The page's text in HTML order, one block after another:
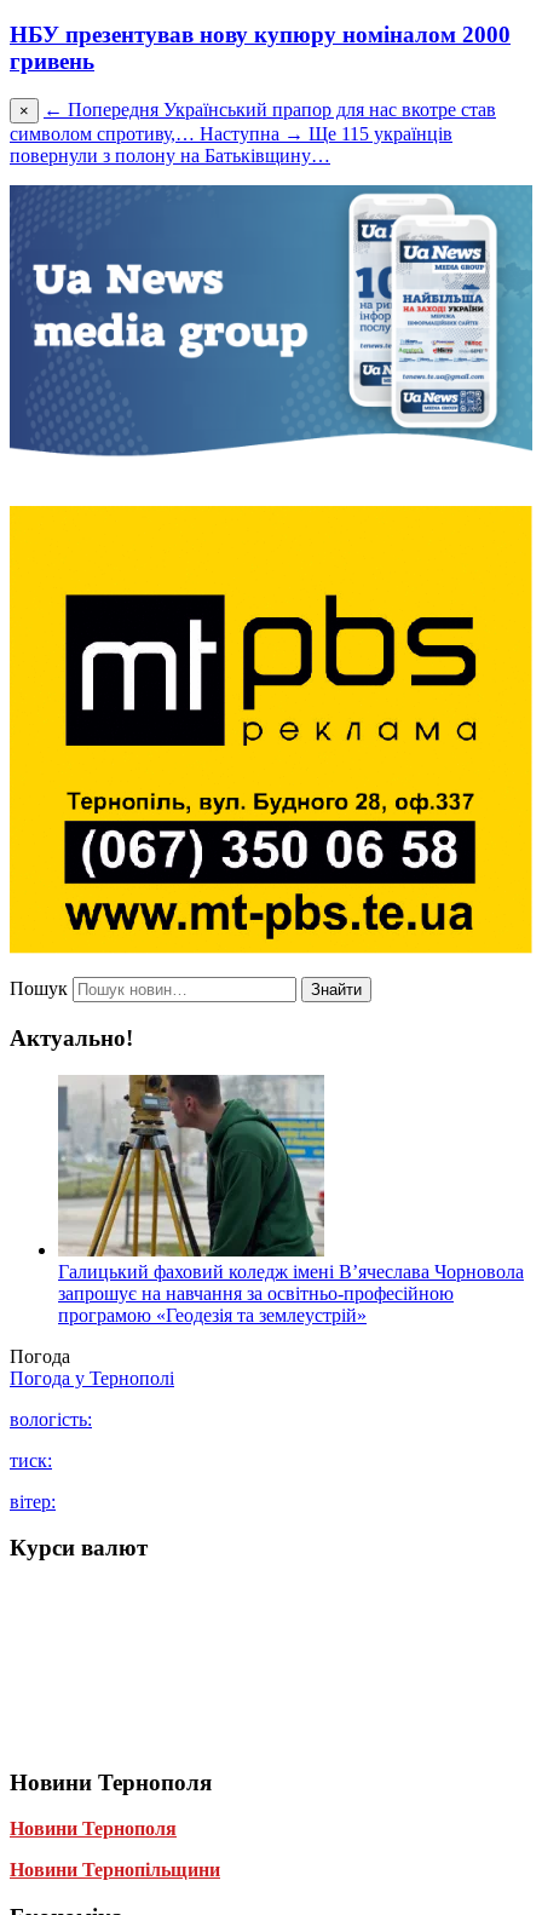
НБУ презентував нову купюру номіналом 2000
гривень
× ← Попередня Український прапор для нас вкотре став
символом спротиву,… Наступна → Ще 115 українців
повернули з полону на Батьківщину…
Пошук Знайти
Актуально!
Галицький фаховий коледж імені В’ячеслава Чорновола
запрошує на навчання за освітньо-професійною
програмою «Геодезія та землеустрій»
Погода
Погода у Тернополі
вологість:
тиск:
вітер:
Курси валют
Новини Тернополя
Новини Тернополя
Новини Тернопільщини